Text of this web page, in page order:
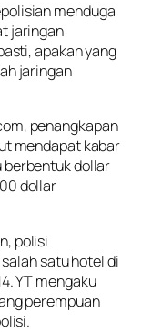
menduga
jaringan
apakah yang
jaringan
, penangkapan
mendapat kabar
berbentuk dollar
dollar
polisi
satu hotel di
YT mengaku
perempuan